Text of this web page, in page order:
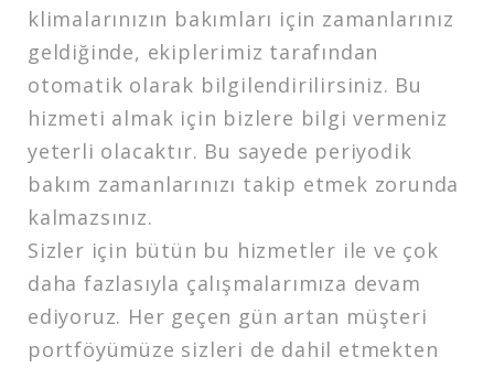
klimalarınızın bakımları için zamanlarınız
geldiğinde, ekiplerimiz tarafından
otomatik olarak bilgilendirilirsiniz. Bu
hizmeti almak için bizlere bilgi vermeniz
yeterli olacaktır. Bu sayede periyodik
bakım zamanlarınızı takip etmek zorunda
kalmazsınız.
Sizler için bütün bu hizmetler ile ve çok
daha fazlasıyla çalışmalarımıza devam
ediyoruz. Her geçen gün artan müşteri
portföyümüze sizleri de dahil etmekten